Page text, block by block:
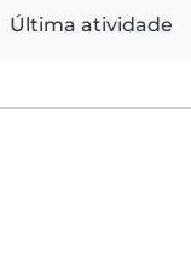
Última atividade